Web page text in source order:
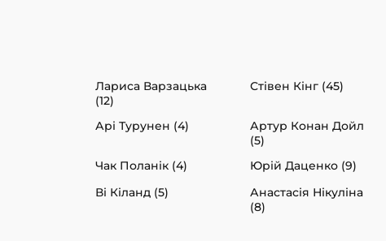
Лариса Варзацька
(12)
Стівен Кінг (45)
Арі Турунен (4)
Артур Конан Дойл
(5)
Чак Поланік (4) Юрій Даценко (9)
Ві Кіланд (5)
Анастасія Нікуліна
(8)